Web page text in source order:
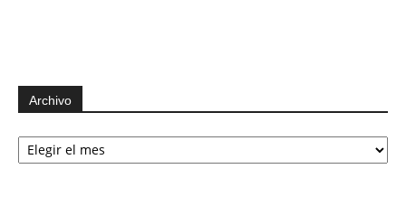
Archivo
Archivo